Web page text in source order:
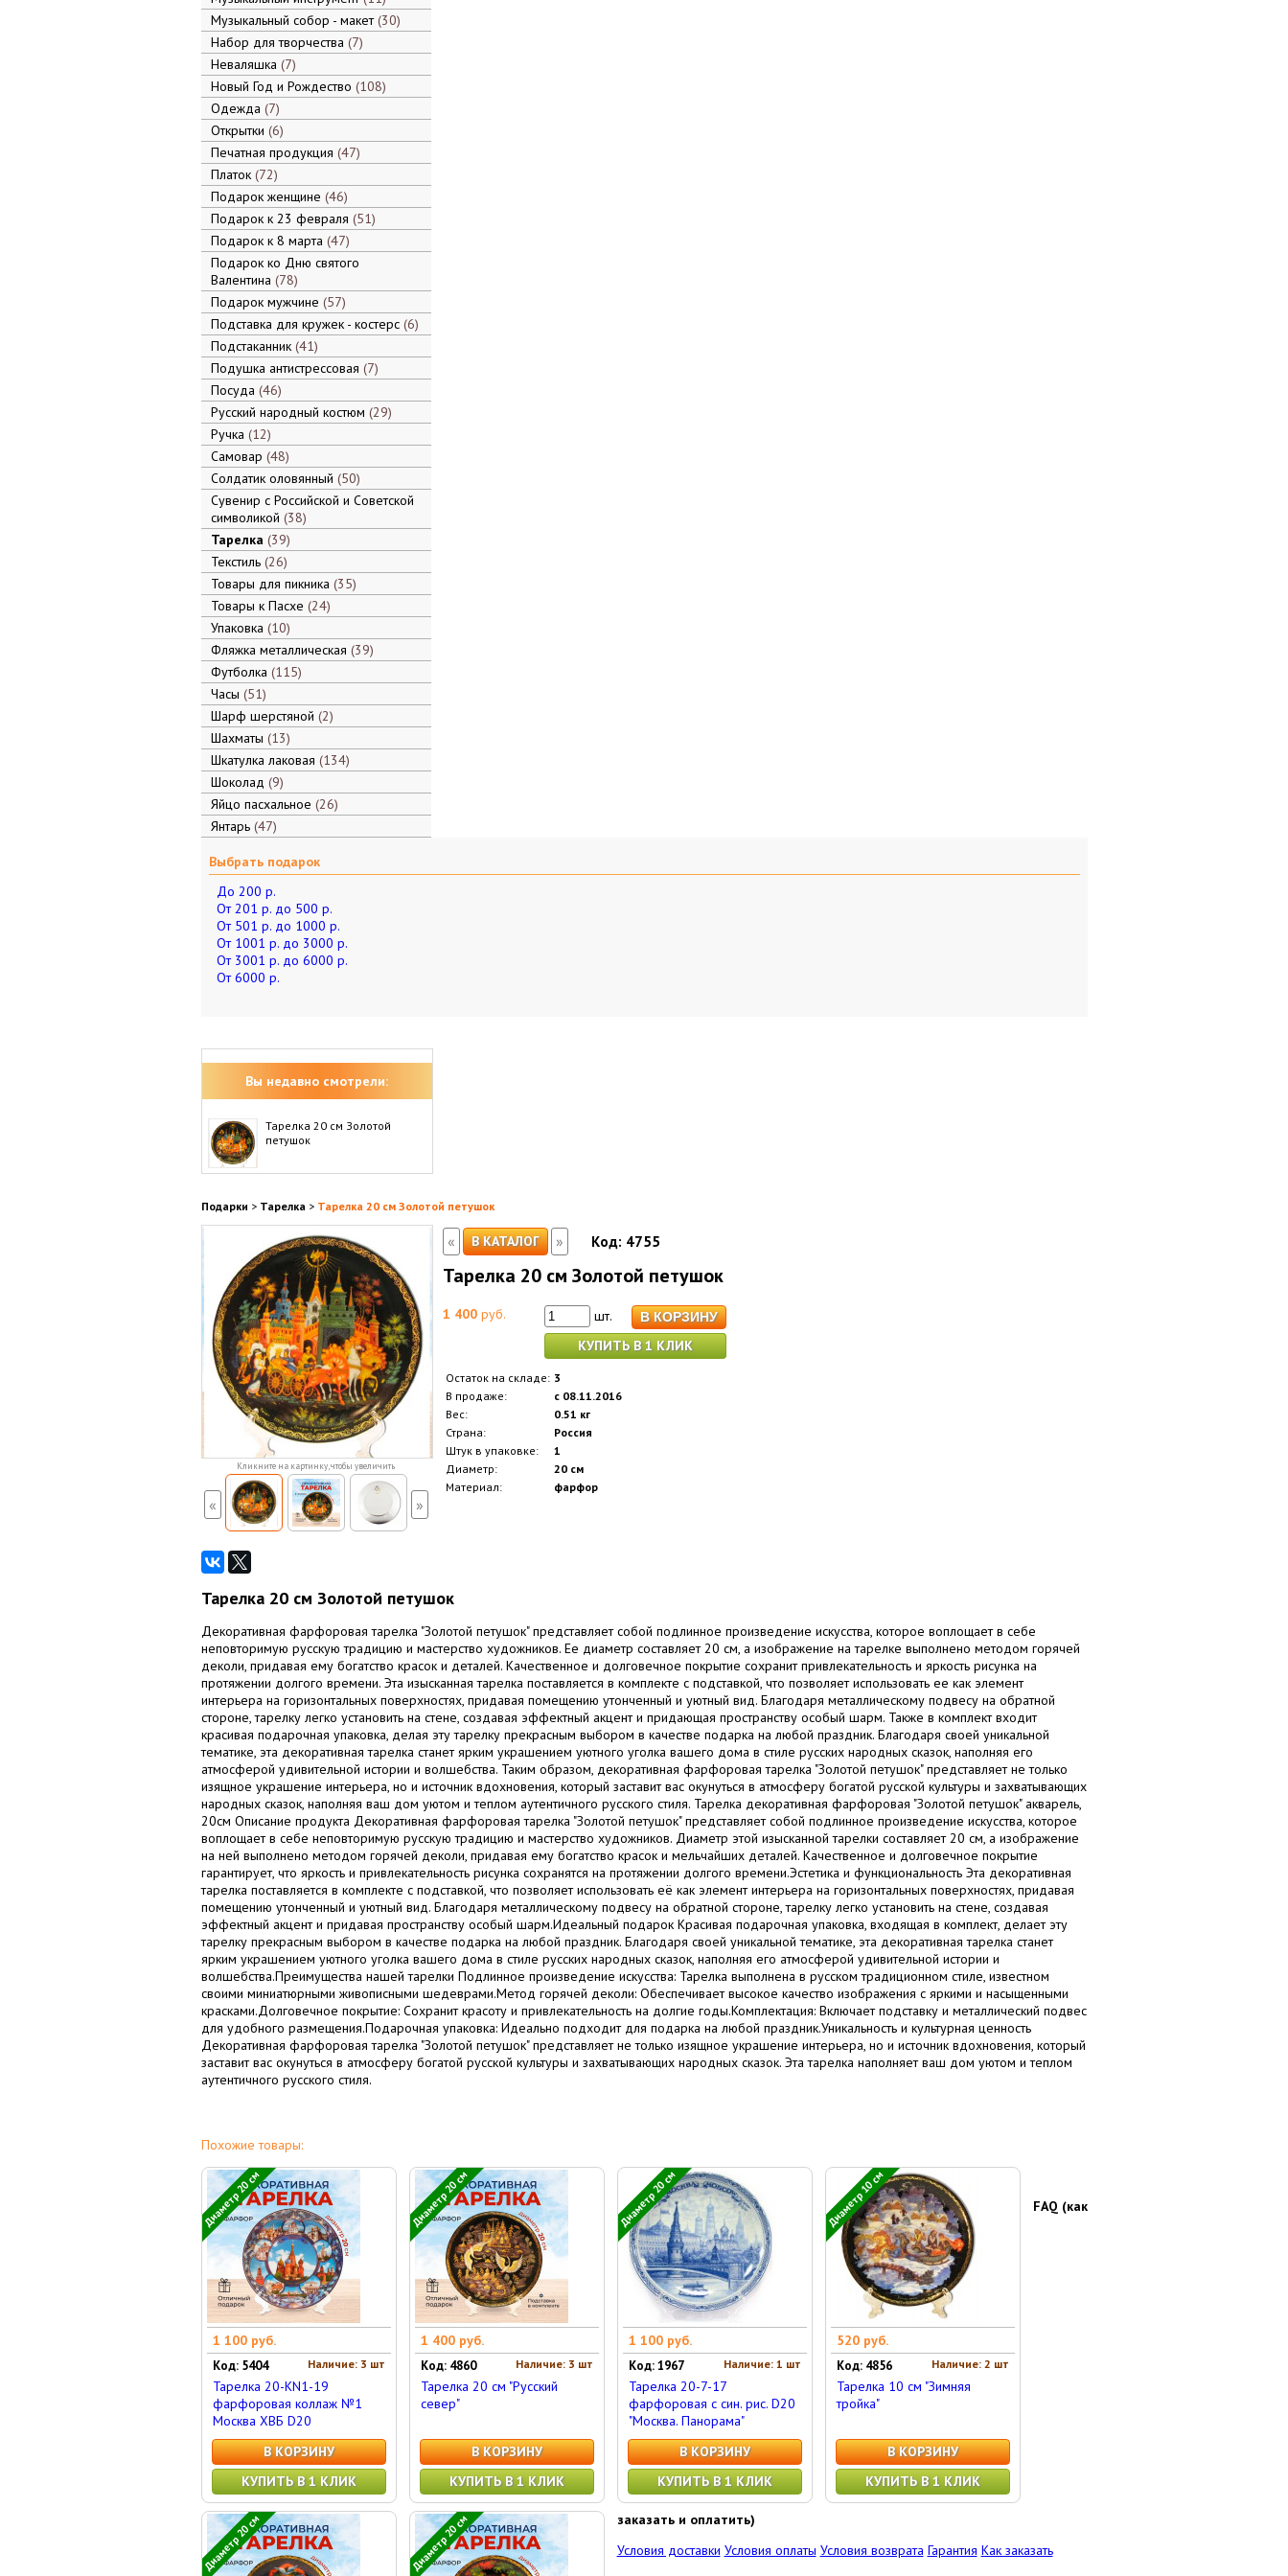
Музыкальный собор - макет 30
Набор для творчества 7
Неваляшка 7
Новый Год и Рождество 108
Одежда 7
Открытки 6
Печатная продукция 47
Платок 72
Подарок женщине 46
Подарок к 23 февраля 51
Подарок к 8 марта 47
Подарок ко Дню святого
Валентина 78
Подарок мужчине 57
Подставка для кружек - костерс 6
Подстаканник 41
Подушка антистрессовая 7
Посуда 46
Русский народный костюм 29
Ручка 12
Самовар 48
Солдатик оловянный 50
Сувенир с Российской и Советской
символикой 38
Тарелка 39
Текстиль 26
Товары для пикника 35
Товары к Пасхе 24
Упаковка 10
Фляжка металлическая 39
Футболка 115
Часы 51
Шарф шерстяной 2
Шахматы 13
Шкатулка лаковая 134
Шоколад 9
Яйцо пасхальное 26
Янтарь 47
Выбрать подарок
До 200 р.
От 201 р. до 500 р.
От 501 р. до 1000 р.
От 1001 р. до 3000 р.
От 3001 р. до 6000 р.
От 6000 р.
Вы недавно смотрели:
Тарелка 20 см Золотой
петушок
Подарки > Тарелка > Тарелка 20 см Золотой петушок
Кликните на картинку, чтобы увеличить
« »
« В КАТАЛОГ » Код: 4755
Тарелка 20 см Золотой петушок
1 400руб.
шт.
КУПИТЬ В 1 КЛИК
Остаток на складе: 3
В продаже:
с 08.11.2016
Вес:
0.51 кг
Страна:
Россия
Штук в упаковке:
1
Диаметр:
20 см
Материал:
фарфор
Тарелка 20 см Золотой петушок
Декоративная фарфоровая тарелка "Золотой петушок" представляет собой подлинное произведение искусства, которое воплощает в себе
неповторимую русскую традицию и мастерство художников. Ее диаметр составляет 20 см, а изображение на тарелке выполнено методом горячей
деколи, придавая ему богатство красок и деталей. Качественное и долговечное покрытие сохранит привлекательность и яркость рисунка на
протяжении долгого времени. Эта изысканная тарелка поставляется в комплекте с подставкой, что позволяет использовать ее как элемент
интерьера на горизонтальных поверхностях, придавая помещению утонченный и уютный вид. Благодаря металлическому подвесу на обратной
стороне, тарелку легко установить на стене, создавая эффектный акцент и придающая пространству особый шарм. Также в комплект входит
красивая подарочная упаковка, делая эту тарелку прекрасным выбором в качестве подарка на любой праздник. Благодаря своей уникальной
тематике, эта декоративная тарелка станет ярким украшением уютного уголка вашего дома в стиле русских народных сказок, наполняя его
атмосферой удивительной истории и волшебства. Таким образом, декоративная фарфоровая тарелка "Золотой петушок" представляет не только
изящное украшение интерьера, но и источник вдохновения, который заставит вас окунуться в атмосферу богатой русской культуры и захватывающих
народных сказок, наполняя ваш дом уютом и теплом аутентичного русского стиля. Тарелка декоративная фарфоровая "Золотой петушок" акварель,
20см Описание продукта Декоративная фарфоровая тарелка "Золотой петушок" представляет собой подлинное произведение искусства, которое
воплощает в себе неповторимую русскую традицию и мастерство художников. Диаметр этой изысканной тарелки составляет 20 см, а изображение
на ней выполнено методом горячей деколи, придавая ему богатство красок и мельчайших деталей. Качественное и долговечное покрытие
гарантирует, что яркость и привлекательность рисунка сохранятся на протяжении долгого времени.Эстетика и функциональность Эта декоративная
тарелка поставляется в комплекте с подставкой, что позволяет использовать её как элемент интерьера на горизонтальных поверхностях, придавая
помещению утонченный и уютный вид. Благодаря металлическому подвесу на обратной стороне, тарелку легко установить на стене, создавая
эффектный акцент и придавая пространству особый шарм.Идеальный подарок Красивая подарочная упаковка, входящая в комплект, делает эту
тарелку прекрасным выбором в качестве подарка на любой праздник. Благодаря своей уникальной тематике, эта декоративная тарелка станет
ярким украшением уютного уголка вашего дома в стиле русских народных сказок, наполняя его атмосферой удивительной истории и
волшебства.Преимущества нашей тарелки Подлинное произведение искусства: Тарелка выполнена в русском традиционном стиле, известном
своими миниатюрными живописными шедеврами.Метод горячей деколи: Обеспечивает высокое качество изображения с яркими и насыщенными
красками.Долговечное покрытие: Сохранит красоту и привлекательность на долгие годы.Комплектация: Включает подставку и металлический подвес
для удобного размещения.Подарочная упаковка: Идеально подходит для подарка на любой праздник.Уникальность и культурная ценность
Декоративная фарфоровая тарелка "Золотой петушок" представляет не только изящное украшение интерьера, но и источник вдохновения, который
заставит вас окунуться в атмосферу богатой русской культуры и захватывающих народных сказок. Эта тарелка наполняет ваш дом уютом и теплом
аутентичного русского стиля.
Похожие товары:
Диаметр 20 см
1 100 руб.
Наличие: 3 шт
Код: 5404
Тарелка 20-KN1-19
фарфоровая коллаж №1
Москва ХВБ D20
В КОРЗИНУ
КУПИТЬ В 1 КЛИК
Диаметр 20 см
1 400 руб.
Наличие: 3 шт
Код: 4860
Тарелка 20 см "Русский
север"
В КОРЗИНУ
КУПИТЬ В 1 КЛИК
Диаметр 20 см
1 100 руб.
Наличие: 1 шт
Код: 1967
Тарелка 20-7-17
фарфоровая с син. рис. D20
"Москва. Панорама"
В КОРЗИНУ
КУПИТЬ В 1 КЛИК
Диаметр 10 см
520 руб.
Наличие: 2 шт
Код: 4856
Тарелка 10 см "Зимняя
тройка"
В КОРЗИНУ
КУПИТЬ В 1 КЛИК
Диаметр 20 см Диаметр 20 см
FAQ (как
заказать и оплатить)
Условия доставки Условия оплаты Условия возврата Гарантия Как заказать